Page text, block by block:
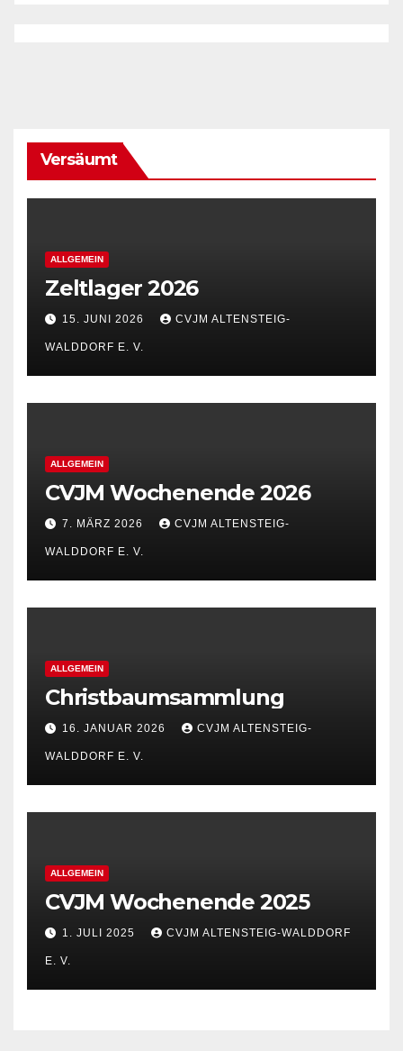
Versäumt
ALLGEMEIN
Zeltlager 2026
15. JUNI 2026 CVJM ALTENSTEIG-
WALDDORF E. V.
ALLGEMEIN
CVJM Wochenende 2026
7. MÄRZ 2026 CVJM ALTENSTEIG-
WALDDORF E. V.
ALLGEMEIN
Christbaumsammlung
16. JANUAR 2026 CVJM ALTENSTEIG-
WALDDORF E. V.
ALLGEMEIN
CVJM Wochenende 2025
1. JULI 2025 CVJM ALTENSTEIG-WALDDORF
E. V.